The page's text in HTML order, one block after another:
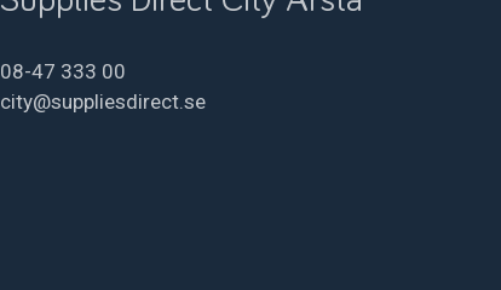
08-47 333 00
city@suppliesdirect.se